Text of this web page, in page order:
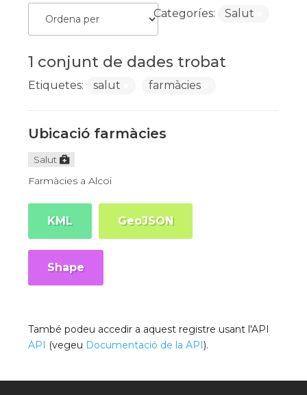
1 conjunt de dades trobat
Categoríes: Salut
Etiquetes: salut farmàcies
Ubicació farmàcies
Salut
Farmàcies a Alcoi
KML GeoJSON
Shape
També podeu accedir a aquest registre usant l'API
API (vegeu Documentació de la API).